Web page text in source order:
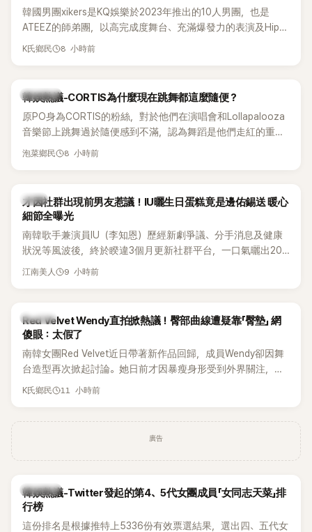
韓國男團xikers是KQ娛樂於2023年推出的10人男團，也是
ATEEZ的師弟團，以高完成度舞台、充滿爆發力的表演及Hip-
Hop風格聞名，出道後迅速累積大批海內外粉絲，近年也陸續
K氏鄉民 8 小時前
熱議討論
韓娛熱議-CORTIS為什麼現在跳舞都這麼隨便？
原PO身為CORTIS的粉絲，對於他們在演唱會和Lollapalooza
音樂節上跳舞過於隨便感到不滿，認為舞蹈是他們走紅的重要
原因，希望他們能更認真地表演。
泡菜鄉民 8 小時前
韓星
才因社群出現前男友惹議！IU曬生日蛋糕竟是邊佑錫送 暖心
細節全曝光
南韓歌手兼演員IU（李知恩）歷經新劇爭議、分手消息及健康
狀況等風波後，終於睽違3個月更新社群平台，一口氣曬出20
張近況照，讓大批粉絲又驚又喜。其中，一張生日蛋糕照意外
江南美人 9 小時前
K-POP
Red Velvet Wendy直拍掀熱議！臀部曲線遭疑靠「臀墊」 網
傻眼：太假了
南韓女團Red Velvet近日帶著新作品回歸，成員Wendy卻因舞
台造型再次掀起討論。她日前才因暴瘦身形受到外界關注，又
被質疑在舞台上使用臀墊，如今最新打歌舞台曝光後，再度因
K氏鄉民 11 小時前
廣告
熱議討論
韓娛熱議-Twitter發起的第4、5代女團成員「女同志天菜」排
行榜
這份排名是根據推特上5336份有效票選結果，選出四、五代女